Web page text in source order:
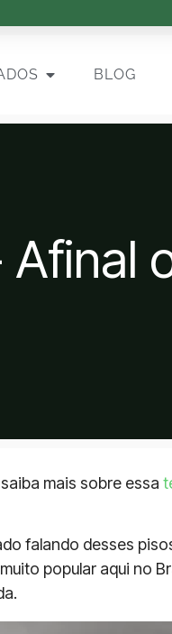
BLOG
mais sobre essa
falando desses
popular aqui no